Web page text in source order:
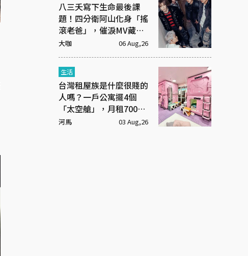
八三夭寫下生命最後課
題！四分衛阿山化身「搖
滾老爸」，催淚MV藏大
洋蔥
大咖 06 Aug,26
生活
台灣租屋族是什麼很賤的
人嗎？一戶公寓擺4個
「太空艙」，月租7000
元
河馬 03 Aug,26